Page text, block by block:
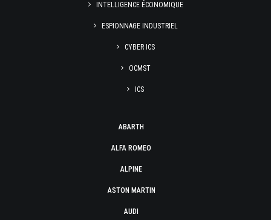
INTELLIGENCE ÉCONOMIQUE
ESPIONNAGE INDUSTRIEL
CYBER ICS
OCMST
ICS
ABARTH
ALFA ROMEO
ALPINE
ASTON MARTIN
AUDI